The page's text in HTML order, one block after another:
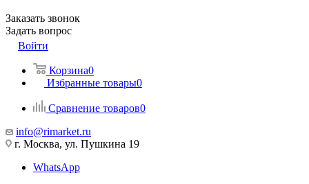
Заказать звонок
Задать вопрос
Войти
Корзина0
Избранные товары0
Сравнение товаров0
info@rimarket.ru
г. Москва, ул. Пушкина 19
WhatsApp